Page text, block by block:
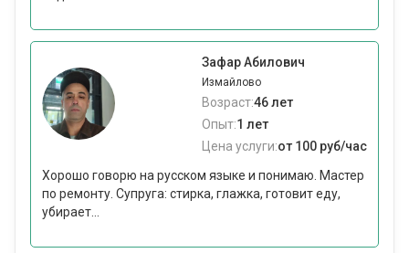
Зафар Абилович
Измайлово
Возраст:46 лет
Опыт:1 лет
Цена услуги:от 100 руб/час
Хорошо говорю на русском языке и понимаю. Мастер
по ремонту. Супруга: стирка, глажка, готовит еду,
убирает...